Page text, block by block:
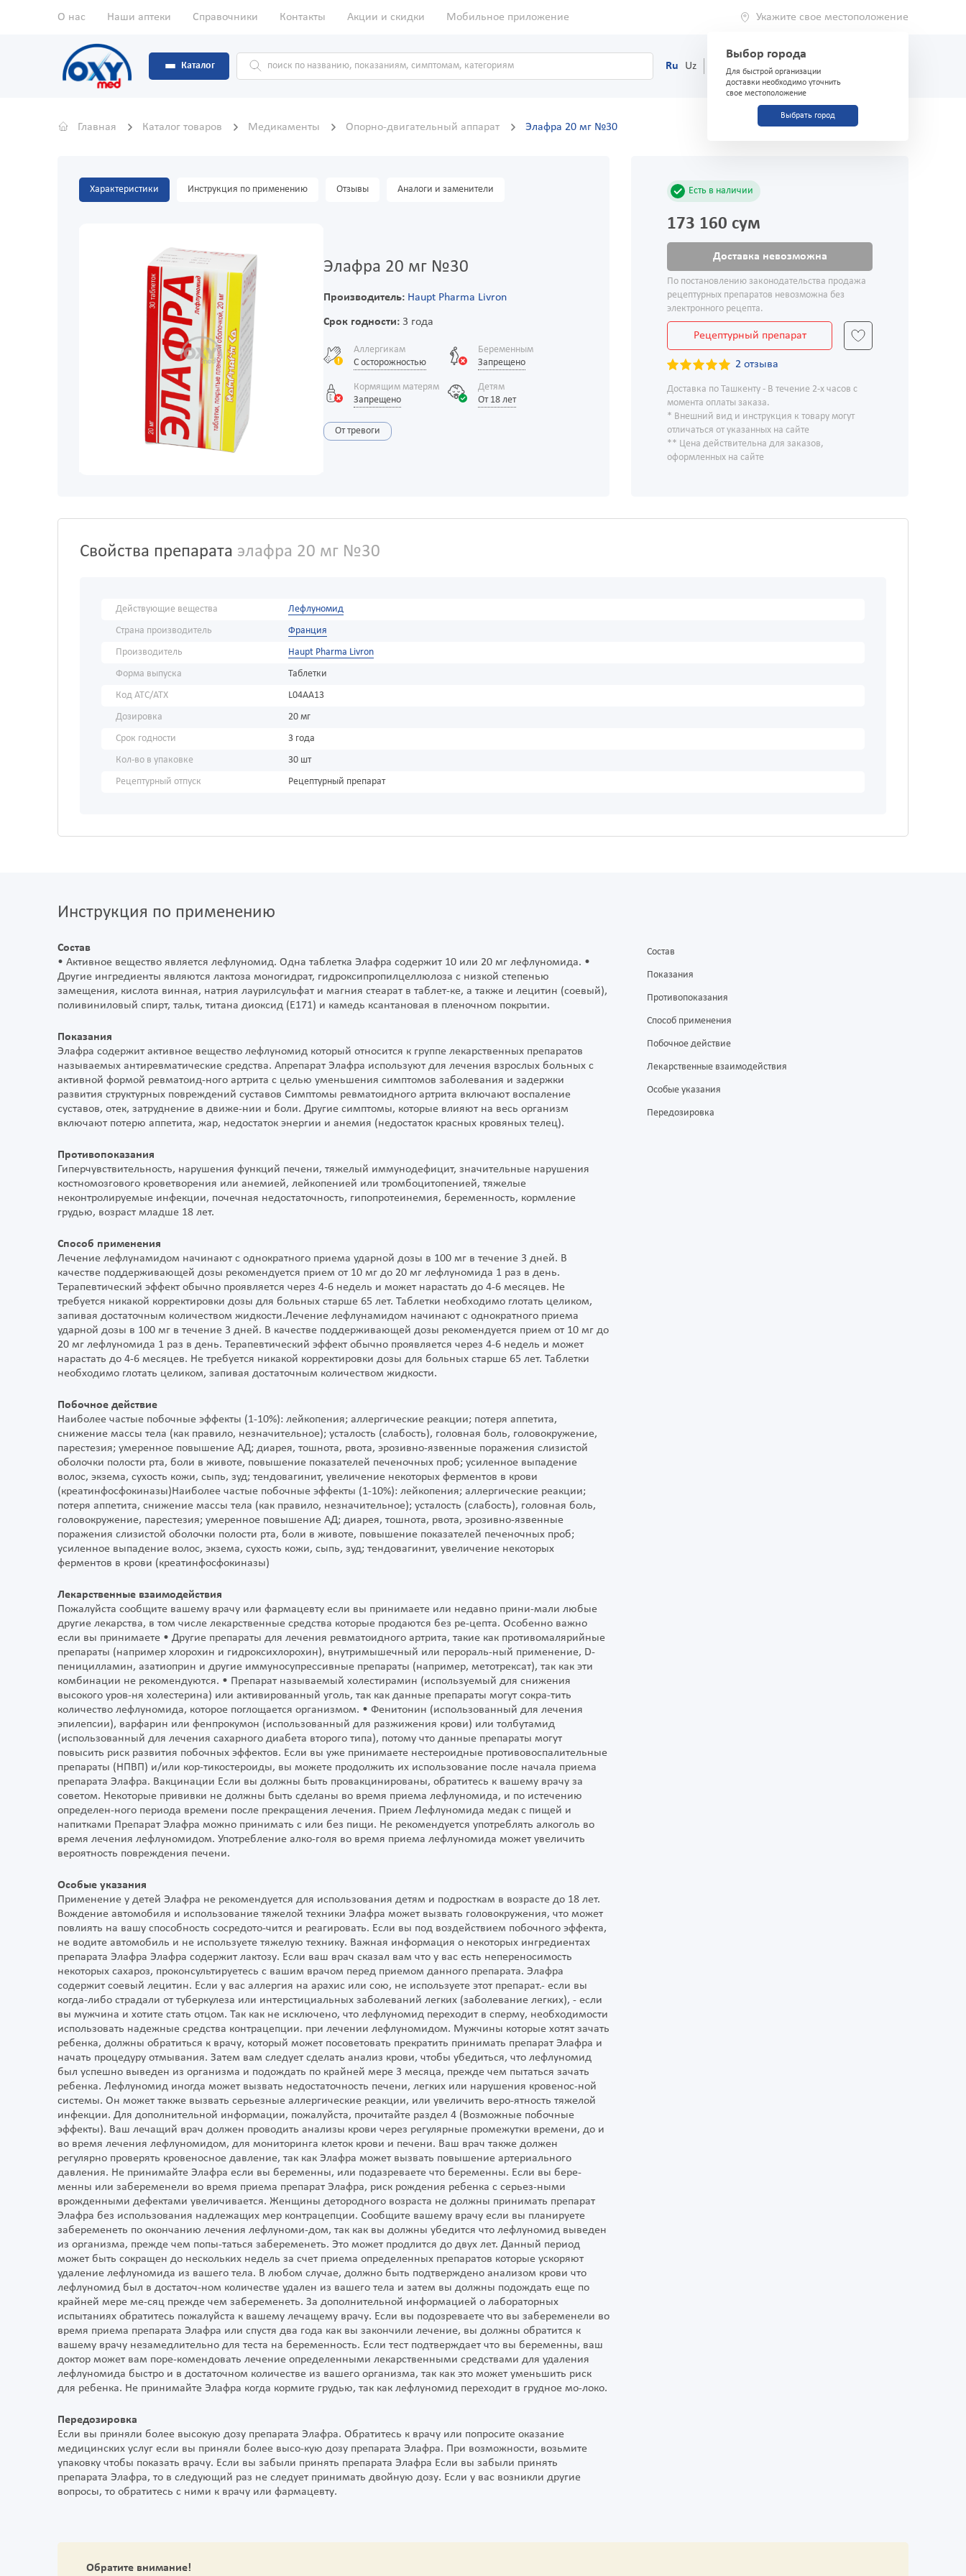
О нас Наши аптеки Справочники Контакты Акции и скидки Мобильное приложение Укажите свое местоположение
Выбор города
Для быстрой организации
доставки необходимо уточнить
свое местоположение
Выбрать город
Каталог Ru Uz (71) 200-03-03
Главная Каталог товаров Медикаменты Опорно-двигательный аппарат Элафра 20 мг №30
Характеристики Инструкция по применению Отзывы Аналоги и заменители
Элафра 20 мг №30
Производитель: Haupt Pharma Livron
Срок годности:3 года
Аллергикам
С осторожностью
Беременным
Запрещено
Кормящим матерям
Запрещено
Детям
От 18 лет
От тревоги
Есть в наличии
173 160 сум
Доставка невозможна
По постановлению законодательства продажа
рецептурных препаратов невозможна без
электронного рецепта.
Рецептурный препарат
2 отзыва
Доставка по Ташкенту - В течение 2-х часов с
момента оплаты заказа.
* Внешний вид и инструкция к товару могут
отличаться от указанных на сайте
** Цена действительна для заказов,
оформленных на сайте
Свойства препарата элафра 20 мг №30
Действующие вещества
Лефлуномид
Страна производитель
Франция
Производитель
Haupt Pharma Livron
Форма выпуска
Таблетки
Код АТС/ATX
L04AA13
Дозировка
20 мг
Срок годности
3 года
Кол-во в упаковке
30 шт
Рецептурный отпуск
Рецептурный препарат
Инструкция по применению
Состав
• Активное вещество является лефлуномид. Одна таблетка Элафра содержит 10 или 20 мг лефлуномида. •
Другие ингредиенты являются лактоза моногидрат, гидроксипропилцеллюлоза с низкой степенью
замещения, кислота винная, натрия лаурилсульфат и магния стеарат в таблет-ке, а также и лецитин (соевый),
поливиниловый спирт, тальк, титана диоксид (Е171) и камедь ксантановая в пленочном покрытии.
Показания
Элафра содержит активное вещество лефлуномид который относится к группе лекарственных препаратов
называемых антиревматические средства. Апрепарат Элафра используют для лечения взрослых больных с
активной формой ревматоид-ного артрита с целью уменьшения симптомов заболевания и задержки
развития структурных повреждений суставов Симптомы ревматоидного артрита включают воспаление
суставов, отек, затруднение в движе-нии и боли. Другие симптомы, которые влияют на весь организм
включают потерю аппетита, жар, недостаток энергии и анемия (недостаток красных кровяных телец).
Противопоказания
Гиперчувствительность, нарушения функций печени, тяжелый иммунодефицит, значительные нарушения
костномозгового кроветворения или анемией, лейкопенией или тромбоцитопенией, тяжелые
неконтролируемые инфекции, почечная недостаточность, гипопротеинемия, беременность, кормление
грудью, возраст младше 18 лет.
Способ применения
Лечение лефлунамидом начинают с однократного приема ударной дозы в 100 мг в течение 3 дней. В
качестве поддерживающей дозы рекомендуется прием от 10 мг до 20 мг лефлуномида 1 раз в день.
Терапевтический эффект обычно проявляется через 4-6 недель и может нарастать до 4-6 месяцев. Не
требуется никакой корректировки дозы для больных старше 65 лет. Таблетки необходимо глотать целиком,
запивая достаточным количеством жидкости.Лечение лефлунамидом начинают с однократного приема
ударной дозы в 100 мг в течение 3 дней. В качестве поддерживающей дозы рекомендуется прием от 10 мг до
20 мг лефлуномида 1 раз в день. Терапевтический эффект обычно проявляется через 4-6 недель и может
нарастать до 4-6 месяцев. Не требуется никакой корректировки дозы для больных старше 65 лет. Таблетки
необходимо глотать целиком, запивая достаточным количеством жидкости.
Побочное действие
Наиболее частые побочные эффекты (1-10%): лейкопения; аллергические реакции; потеря аппетита,
снижение массы тела (как правило, незначительное); усталость (слабость), головная боль, головокружение,
парестезия; умеренное повышение АД; диарея, тошнота, рвота, эрозивно-язвенные поражения слизистой
оболочки полости рта, боли в животе, повышение показателей печеночных проб; усиленное выпадение
волос, экзема, сухость кожи, сыпь, зуд; тендовагинит, увеличение некоторых ферментов в крови
(креатинфосфокиназы)Наиболее частые побочные эффекты (1-10%): лейкопения; аллергические реакции;
потеря аппетита, снижение массы тела (как правило, незначительное); усталость (слабость), головная боль,
головокружение, парестезия; умеренное повышение АД; диарея, тошнота, рвота, эрозивно-язвенные
поражения слизистой оболочки полости рта, боли в животе, повышение показателей печеночных проб;
усиленное выпадение волос, экзема, сухость кожи, сыпь, зуд; тендовагинит, увеличение некоторых
ферментов в крови (креатинфосфокиназы)
Лекарственные взаимодействия
Пожалуйста сообщите вашему врачу или фармацевту если вы принимаете или недавно прини-мали любые
другие лекарства, в том числе лекарственные средства которые продаются без ре-цепта. Особенно важно
если вы принимаете • Другие препараты для лечения ревматоидного артрита, такие как противомалярийные
препараты (например хлорохин и гидроксихлорохин), внутримышечный или перораль-ный применение, D-
пеницилламин, азатиоприн и другие иммуносупрессивные препараты (например, метотрексат), так как эти
комбинации не рекомендуются. • Препарат называемый холестирамин (используемый для снижения
высокого уров-ня холестерина) или активированный уголь, так как данные препараты могут сокра-тить
количество лефлуномида, которое поглощается организмом. • Фенитонин (использованный для лечения
эпилепсии), варфарин или фенпрокумон (использованный для разжижения крови) или толбутамид
(использованный для лечения сахарного диабета второго типа), потому что данные препараты могут
повысить риск развития побочных эффектов. Если вы уже принимаете нестероидные противовоспалительные
препараты (НПВП) и/или кор-тикостероиды, вы можете продолжить их использование после начала приема
препарата Элафра. Вакцинации Если вы должны быть провакцинированы, обратитесь к вашему врачу за
советом. Некоторые прививки не должны быть сделаны во время приема лефлуномида, и по истечению
определен-ного периода времени после прекращения лечения. Прием Лефлуномида медак с пищей и
напитками Препарат Элафра можно принимать с или без пищи. Не рекомендуется употреблять алкоголь во
время лечения лефлуномидом. Употребление алко-голя во время приема лефлуномида может увеличить
вероятность повреждения печени.
Особые указания
Применение у детей Элафра не рекомендуется для использования детям и подросткам в возрасте до 18 лет.
Вождение автомобиля и использование тяжелой техники Элафра может вызвать головокружения, что может
повлиять на вашу способность сосредото-чится и реагировать. Если вы под воздействием побочного эффекта,
не водите автомобиль и не используете тяжелую технику. Важная информация о некоторых ингредиентах
препарата Элафра Элафра содержит лактозу. Если ваш врач сказал вам что у вас есть непереносимость
некоторых сахароз, проконсультируетесь с вашим врачом перед приемом данного препарата. Элафра
содержит соевый лецитин. Если у вас аллергия на арахис или сою, не используете этот препарат.- если вы
когда-либо страдали от туберкулеза или интерстициальных заболеваний легких (заболевание легких), - если
вы мужчина и хотите стать отцом. Так как не исключено, что лефлуномид переходит в сперму, необходимости
использовать надежные средства контрацепции. при лечении лефлуномидом. Мужчины которые хотят зачать
ребенка, должны обратиться к врачу, который может посоветовать прекратить принимать препарат Элафра и
начать процедуру отмывания. Затем вам следует сделать анализ крови, чтобы убедиться, что лефлуномид
был успешно выведен из организма и подождать по крайней мере 3 месяца, прежде чем пытаться зачать
ребенка. Лефлуномид иногда может вызвать недостаточность печени, легких или нарушения кровенос-ной
системы. Он может также вызвать серьезные аллергические реакции, или увеличить веро-ятность тяжелой
инфекции. Для дополнительной информации, пожалуйста, прочитайте раздел 4 (Возможные побочные
эффекты). Ваш лечащий врач должен проводить анализы крови через регулярные промежутки времени, до и
во время лечения лефлуномидом, для мониторинга клеток крови и печени. Ваш врач также должен
регулярно проверять кровеносное давление, так как Элафра может вызвать повышение артериального
давления. Не принимайте Элафра если вы беременны, или подазреваете что беременны. Если вы бере-
менны или забеременели во время приема препарат Элафра, риск рождения ребенка с серьез-ными
врожденными дефектами увеличивается. Женщины детородного возраста не должны принимать препарат
Элафра без использования надлежащих мер контрацепции. Сообщите вашему врачу если вы планируете
забеременеть по окончанию лечения лефлуноми-дом, так как вы должны убедится что лефлуномид выведен
из организма, прежде чем попы-таться забеременеть. Это может продлится до двух лет. Данный период
может быть сокращен до нескольких недель за счет приема определенных препаратов которые ускоряют
удаление лефлуномида из вашего тела. В любом случае, должно быть подтверждено анализом крови что
лефлуномид был в достаточ-ном количестве удален из вашего тела и затем вы должны подождать еще по
крайней мере ме-сяц прежде чем забеременеть. За дополнительной информацией о лабораторных
испытаниях обратитесь пожалуйста к вашему лечащему врачу. Если вы подозреваете что вы забеременели во
время приема препарата Элафра или спустя два года как вы закончили лечение, вы должны обратится к
вашему врачу незамедлительно для теста на беременность. Если тест подтверждает что вы беременны, ваш
доктор может вам поре-комендовать лечение определенными лекарственными средствами для удаления
лефлуномида быстро и в достаточном количестве из вашего организма, так как это может уменьшить риск
для ребенка. Не принимайте Элафра когда кормите грудью, так как лефлуномид переходит в грудное мо-локо.
Передозировка
Если вы приняли более высокую дозу препарата Элафра. Обратитесь к врачу или попросите оказание
медицинских услуг если вы приняли более высо-кую дозу препарата Элафра. При возможности, возьмите
упаковку чтобы показать врачу. Если вы забыли принять препарата Элафра Если вы забыли принять
препарата Элафра, то в следующий раз не следует принимать двойную дозу. Если у вас возникли другие
вопросы, то обратитесь с ними к врачу или фармацевту.
Состав
Показания
Противопоказания
Способ применения
Побочное действие
Лекарственные взаимодействия
Особые указания
Передозировка
Обратите внимание!